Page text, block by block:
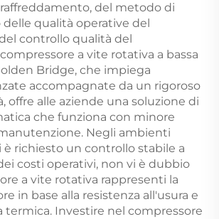
del metodo di
qualità operative del
controllo qualità del
a vite rotativa a bassa
Bridge, che impiega
accompagnate da un rigoroso
offre alle aziende una soluzione di
che funziona con minore
Negli ambienti
richiesto un controllo stabile a
costi operativi, non vi è dubbio
a vite rotativa rappresenti la
in base alla resistenza all'usura e
termica. Investire nel compressore